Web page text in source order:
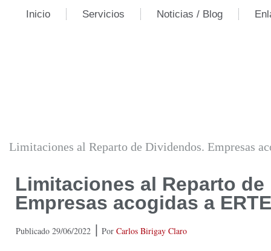
Inicio Servicios Noticias / Blog
Limitaciones al Reparto de Dividendos. Empresas
Limitaciones al Reparto
Empresas acogidas a
Publicado 29/06/2022 | Por Carlos Birigay Claro